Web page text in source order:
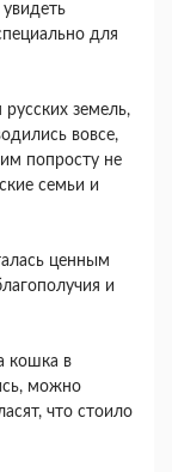
для
русских земель,
вовсе,
попросту не
семьи и
ценным
и
кошка в
можно
что стоило